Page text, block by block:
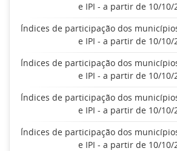
e IPI - a partir de 10/10/
Índices de participação dos
e IPI - a partir de 10/10/
Índices de participação dos
e IPI - a partir de 10/10/
Índices de participação dos
e IPI - a partir de 10/10/
Índices de participação dos
e IPI - a partir de 10/10/